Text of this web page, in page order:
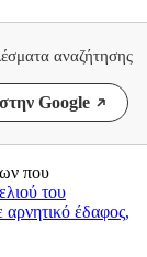
αναζήτησης
Google
που
του
αρνητικό έδαφος,